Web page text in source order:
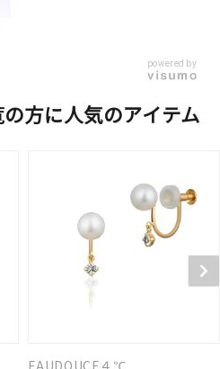
powered by
方に人気のアイテム